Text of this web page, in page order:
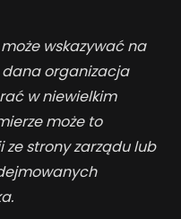
wskazywać na
dana organizacja
w niewielkim
może to
strony zarządu lub